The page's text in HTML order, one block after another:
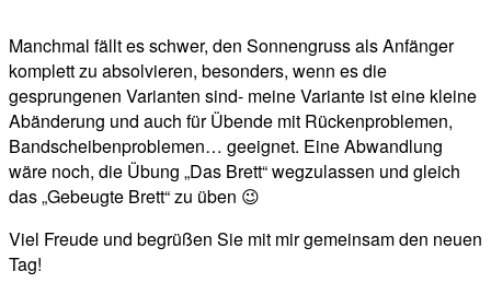
Manchmal fällt es schwer, den Sonnengruss als Anfänger
komplett zu absolvieren, besonders, wenn es die
gesprungenen Varianten sind- meine Variante ist eine kleine
Abänderung und auch für Übende mit Rückenproblemen,
Bandscheibenproblemen… geeignet. Eine Abwandlung
wäre noch, die Übung „Das Brett“ wegzulassen und gleich
das „Gebeugte Brett“ zu üben 😉
Viel Freude und begrüßen Sie mit mir gemeinsam den neuen
Tag!